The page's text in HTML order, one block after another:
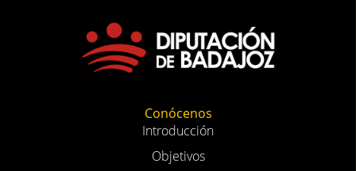
Conócenos
Introducción
Objetivos